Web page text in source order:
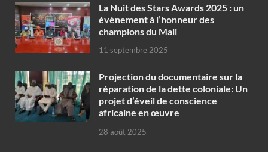
‎La Nuit des Stars Awards 2025 : un
évènement à l’honneur des
champions du Mali
11 septembre 2025
Projection du documentaire sur la
réparation de la dette coloniale: Un
projet d’éveil de conscience
africaine en œuvre‎
28 août 2025